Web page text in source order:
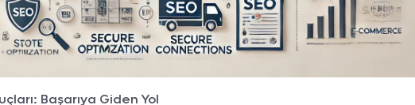
Başarıya Giden Yol